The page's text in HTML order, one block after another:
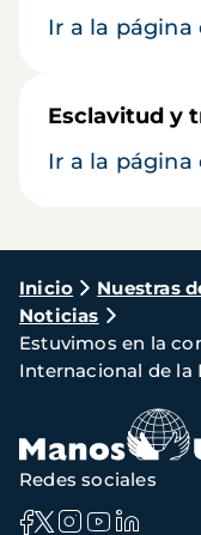
Ir a la página
Esclavitud y
Ir a la página
Ruta
de
navegación
Inicio Nuestras
Noticias
Estuvimos en la
Internacional de la
Redes sociales